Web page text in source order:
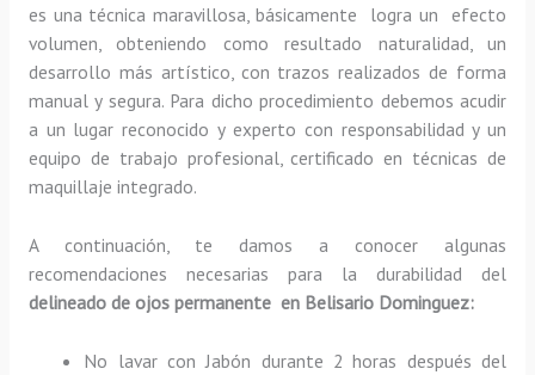
es una técnica maravillosa, básicamente
logra un efecto
volumen, obteniendo como resultado naturalidad, un
desarrollo más artístico, con trazos realizados de forma
manual y segura. Para dicho procedimiento debemos acudir
a un lugar reconocido y experto con responsabilidad y un
equipo de trabajo profesional, certificado en técnicas de
maquillaje integrado.
A continuación, te damos a conocer algunas
recomendaciones necesarias para la durabilidad del
delineado de ojos permanente en Belisario Dominguez:
No lavar con Jabón durante 2 horas después del